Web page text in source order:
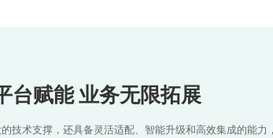
台赋能 业务无限拓展
技术支撑，还具备灵活适配、智能升级和高效集成的能